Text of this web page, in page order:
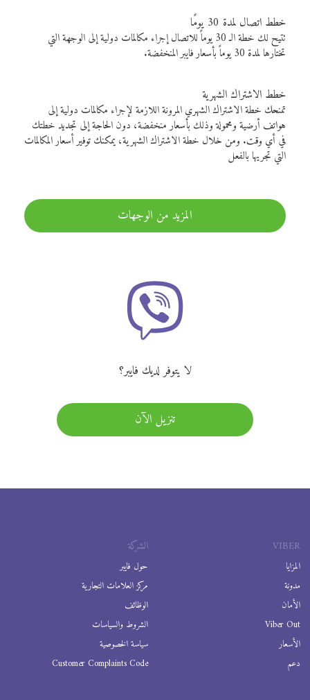
خطط اتصال لمدة 30 يومًا
تتيح لك خطة الـ 30 يوماً للاتصال إجراء مكالمات دولية إلى الوجهة التي
تختارها لمدة 30 يوماً بأسعار فايبر المنخفضة.
خطط الاشتراك الشهرية
تمنحك خطة الاشتراك الشهري المرونة اللازمة لإجراء مكالمات دولية إلى
هواتف أرضية ومحمولة وذلك بأسعار منخفضة، دون الحاجة إلى تجديد خطتك
في أي وقت. ومن خلال خطة الاشتراك الشهرية، يمكنك توفير أسعار المكالمات
التي تجريها بالفعل
المزيد من الوجهات
لا يتوفر لديك فايبر؟
تنزيل الآن
VIBER
المزايا
مدونة
الأمان
Viber Out
الأسعار
دعم
الشركة
حول فايبر
مركز العلامات التجارية
الوظائف
الشروط والسياسات
سياسة الخصوصية
Customer Complaints Code